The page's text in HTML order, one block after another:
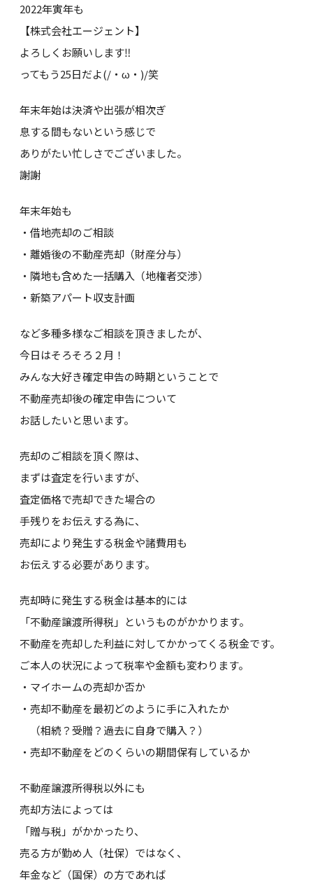
2022年寅年も
【株式会社エージェント】
よろしくお願いします‼
ってもう25日だよ(/・ω・)/笑
年末年始は決済や出張が相次ぎ
息する間もないという感じで
ありがたい忙しさでございました。
謝謝
年末年始も
・借地売却のご相談
・離婚後の不動産売却（財産分与）
・隣地も含めた一括購入（地権者交渉）
・新築アパート収支計画
など多種多様なご相談を頂きましたが、
今日はそろそろ２月！
みんな大好き確定申告の時期ということで
不動産売却後の確定申告について
お話したいと思います。
売却のご相談を頂く際は、
まずは査定を行いますが、
査定価格で売却できた場合の
手残りをお伝えする為に、
売却により発生する税金や諸費用も
お伝えする必要があります。
売却時に発生する税金は基本的には
「不動産譲渡所得税」というものがかかります。
不動産を売却した利益に対してかかってくる税金です。
ご本人の状況によって税率や金額も変わります。
・マイホームの売却か否か
・売却不動産を最初どのように手に入れたか
（相続？受贈？過去に自身で購入？）
・売却不動産をどのくらいの期間保有しているか
不動産譲渡所得税以外にも
売却方法によっては
「贈与税」がかかったり、
売る方が勤め人（社保）ではなく、
年金など（国保）の方であれば